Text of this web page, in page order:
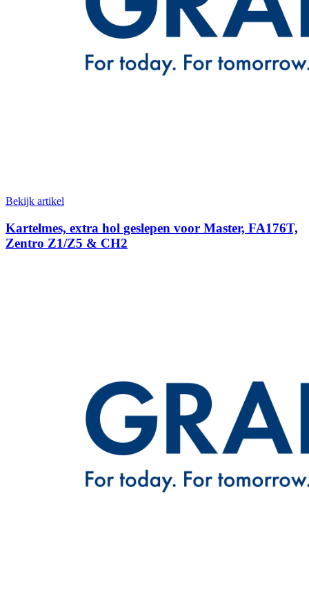
Bekijk artikel
Kartelmes, extra hol geslepen voor Master, FA176T,
Zentro Z1/Z5 & CH2